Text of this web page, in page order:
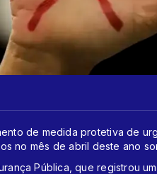
de medida protetiva de
no mês de abril deste ano
Pública, que registrou